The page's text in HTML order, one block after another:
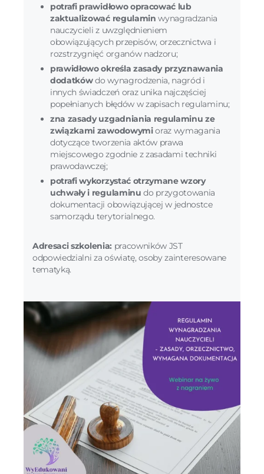
potrafi prawidłowo opracować lub
zaktualizować regulamin wynagradzania
nauczycieli z uwzględnieniem
obowiązujących przepisów, orzecznictwa i
rozstrzygnięć organów nadzoru;
prawidłowo określa zasady przyznawania
dodatkówdo wynagrodzenia, nagród i
innych świadczeń oraz unika najczęściej
popełnianych błędów w zapisach regulaminu;
zna zasady uzgadniania regulaminu ze
związkami zawodowymioraz wymagania
dotyczące tworzenia aktów prawa
miejscowego zgodnie z zasadami techniki
prawodawczej;
potrafi wykorzystać otrzymane wzory
uchwały i regulaminu do przygotowania
dokumentacji obowiązującej w jednostce
samorządu terytorialnego.
Adresaci szkolenia: pracowników JST
odpowiedzialni za oświatę, osoby zainteresowane
tematyką.